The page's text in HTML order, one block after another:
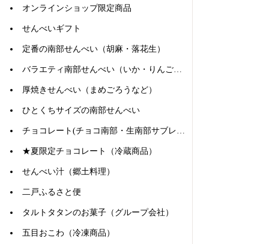
オンラインショップ限定商品
せんべいギフト
定番の南部せんべい（胡麻・落花生）
バラエティ南部せんべい（いか・りんごなど）
厚焼きせんべい（まめごろうなど）
ひとくちサイズの南部せんべい
チョコレート(チョコ南部・生南部サブレなど)
★夏限定チョコレート（冷蔵商品）
せんべい汁（郷土料理）
二戸ふるさと便
タルトタタンのお菓子（グループ会社）
五目おこわ（冷凍商品）